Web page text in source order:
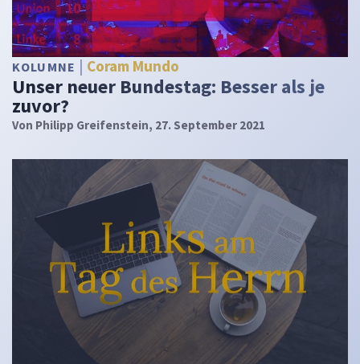
KOLUMNE Coram Mundo
Unser neuer Bundestag: Besser als je
zuvor?
Von Philipp Greifenstein, 27. September 2021